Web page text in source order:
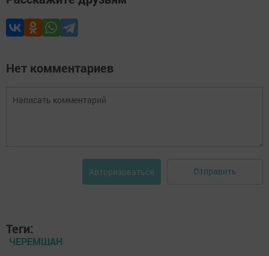
Нет комментариев
Авторизоваться Отправить
Теги:
ЧЕРЕМШАН